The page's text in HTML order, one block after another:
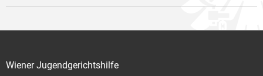
Wiener Jugendgerichtshilfe